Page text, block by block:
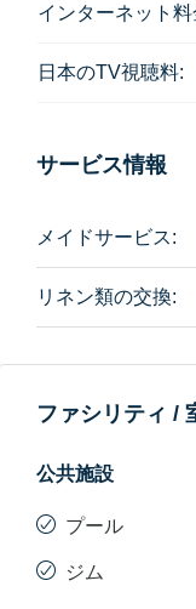
インターネット料
日本のTV視聴料:
サービス情報
メイドサービス:
リネン類の交換:
ファシリティ /
公共施設
プール
ジム